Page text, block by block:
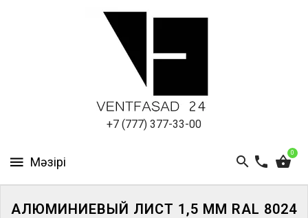
+7 (777) 377-33-00
0
ПАНЕЛИ
АЛЮМИНИЕВЫЙ ЛИСТ 1,5 ММ RAL 8024